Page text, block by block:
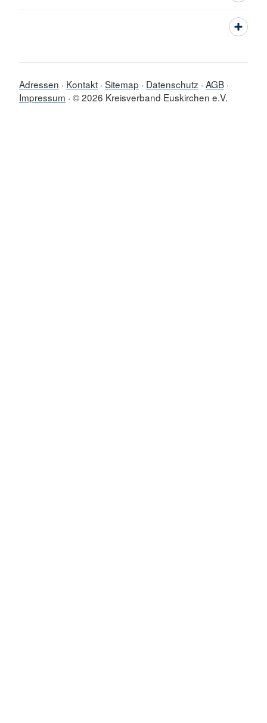
Adressen Kontakt Sitemap Datenschutz AGB
Impressum © 2026 Kreisverband Euskirchen e.V.